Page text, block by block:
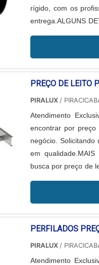
rígido, com os
entrega.ALGUNS
PREÇO DE LEITO
PIRALUX /
Atendimento
encontrar por
negócio.
em qualidade.MAIS
busca por preço de
PERFILADOS
PIRALUX /
Atendimento